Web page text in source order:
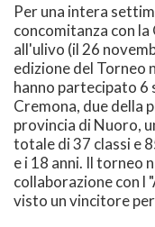
Per una intera
concomitanza con
all'ulivo (il 26
edizione del Torneo
hanno partecipato 6
Cremona, due della
provincia di Nuoro,
totale di 37 classi e
e i 18 anni. Il torneo
collaborazione con l
visto un vincitore